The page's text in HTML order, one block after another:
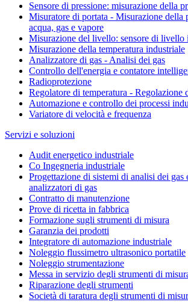
Sensore di pressione: misurazione della
Misuratore di portata - Misurazione della
acqua, gas e vapore
Misurazione del livello: sensore di livello
Misurazione della temperatura industriale
Analizzatore di gas - Analisi dei gas
Controllo dell'energia e contatore
Radioprotezione
Regolatore di temperatura - Regolazione
Automazione e controllo dei processi
Variatore di velocità e frequenza
Servizi e soluzioni
Audit energetico industriale
Co Ingegneria industriale
Progettazione di sistemi di analisi dei gas
analizzatori di gas
Contratto di manutenzione
Prove di ricetta in fabbrica
Formazione sugli strumenti di misura
Garanzia dei prodotti
Integratore di automazione industriale
Noleggio flussimetro ultrasonico portatile
Noleggio strumentazione
Messa in servizio degli strumenti di
Riparazione degli strumenti
Società di taratura degli strumenti di